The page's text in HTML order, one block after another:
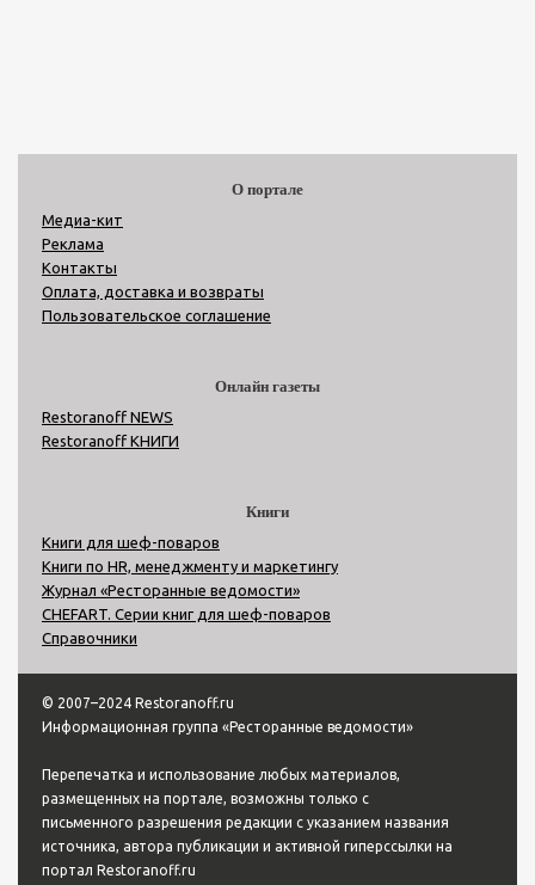
О портале
Медиа-кит
Реклама
Контакты
Оплата, доставка и возвраты
Пользовательское соглашение
Онлайн газеты
Restoranoff NEWS
Restoranoff КНИГИ
Книги
Книги для шеф-поваров
Книги по HR, менеджменту и маркетингу
Журнал «Ресторанные ведомости»
CHEFART. Серии книг для шеф-поваров
Справочники
© 2007–2024 Restoranoff.ru
Информационная группа «Ресторанные ведомости»
Перепечатка и использование любых материалов,
размещенных на портале, возможны только с
письменного разрешения редакции с указанием названия
источника, автора публикации и активной гиперссылки на
портал Restoranoff.ru